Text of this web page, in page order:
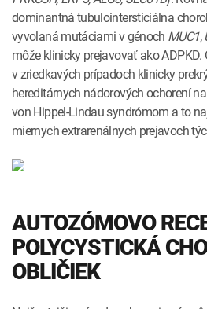
dominantná tubulointersticiálna
vyvolaná mutáciami v génoch MUC1,
môže klinicky prejavovať ako ADPKD.
v zriedkavých prípadoch klinicky
hereditárnych nádorových ochorení
von Hippel-Lindau syndrómom a to
miernych extrarenálnych prejavoch
AUTOZÓMOVO
POLYCYSTICKÁ
OBLIČIEK